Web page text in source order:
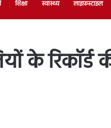
शिक्षा स्वास्थ्य लाइफ़स्टाइल
के रिकॉर्ड